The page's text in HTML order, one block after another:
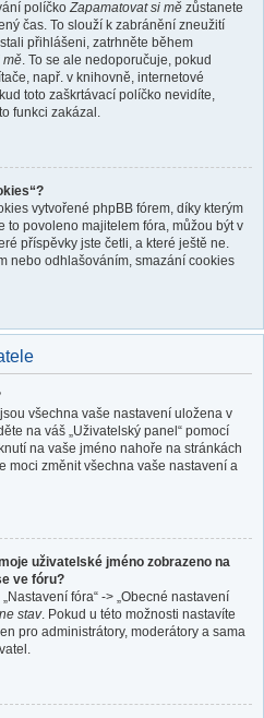
políčko Zapamatovat si mě zůstanete
čas. To slouží k zabránění zneužití
přihlášeni, zatrhněte během
mě . To se ale nedoporučuje, pokud
např. v knihovně, internetové
toto zaškrtávací políčko nevidíte,
funkci zakázal.
vytvořené phpBB fórem, díky kterým
to povoleno majitelem fóra, můžou být v
příspěvky jste četli, a které ještě ne.
nebo odhlašováním, smazání cookies
všechna vaše nastavení uložena v
na váš „Uživatelský panel“ pomocí
na vaše jméno nahoře na stránkách
moci změnit všechna vaše nastavení a
uživatelské jméno zobrazeno na
ve fóru?
fóra“ -> „Obecné nastavení
stav. Pokud u této možnosti nastavíte
pro administrátory, moderátory a sama